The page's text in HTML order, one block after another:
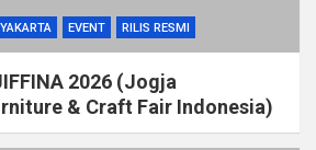
EVENT RILIS RESMI
2026 (Jogja
& Craft Fair Indonesia)